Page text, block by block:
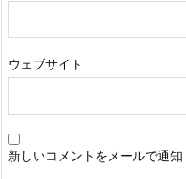
ウェブサイト
新しいコメントをメールで通知